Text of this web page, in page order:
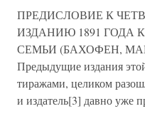
ПРЕДИСЛОВИЕ К
ИЗДАНИЮ 1891 ГОДА
СЕМЬИ (БАХОФЕН,
Предыдущие издания
тиражами, целиком
и издатель[3] давно уже